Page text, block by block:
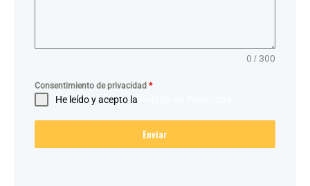
0 / 300
Consentimiento de privacidad *
He leído y acepto la
Enviar